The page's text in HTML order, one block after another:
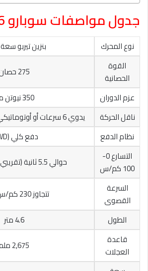
جدول مواصفات سوبارو WRX 2026
نوع المحرك
بنزين تيربو سعة 2.4 لتر
القوة
الحصانية
275 حصان
عزم الدوران
350 نيوتن متر
ناقل الحركة
يدوي 6 سرعات أو أوتوماتيكي CVT (حسب الفئة)
نظام الدفع
دفع كلي (AWD)
التسارع 0-
100 كم/س
حوالي 5.5 ثانية (تقريبي للفئة الأعلى)
السرعة
القصوى
تتجاوز 230 كم/س تقريباً
الطول
4.6 متر
قاعدة
العجلات
2,675 ملم